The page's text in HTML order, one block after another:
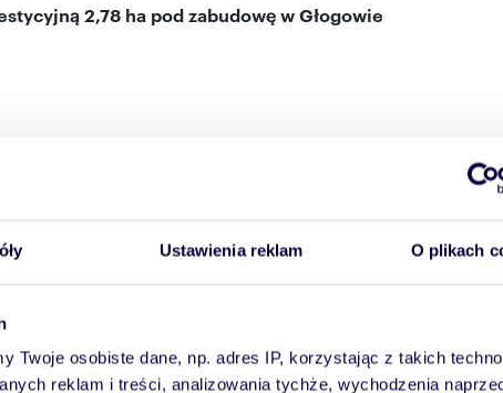
Ustawienia reklam O plikach
Twoje osobiste dane, np. adres IP, korzystając z takich
reklam i treści, analizowania tychże, wychodzenia
2,78 ha pod zabudowę w Głogowie
Piastów, Działka budowlana, powierzchnia 2,7843 ha, sprzedaż
wszystkie)